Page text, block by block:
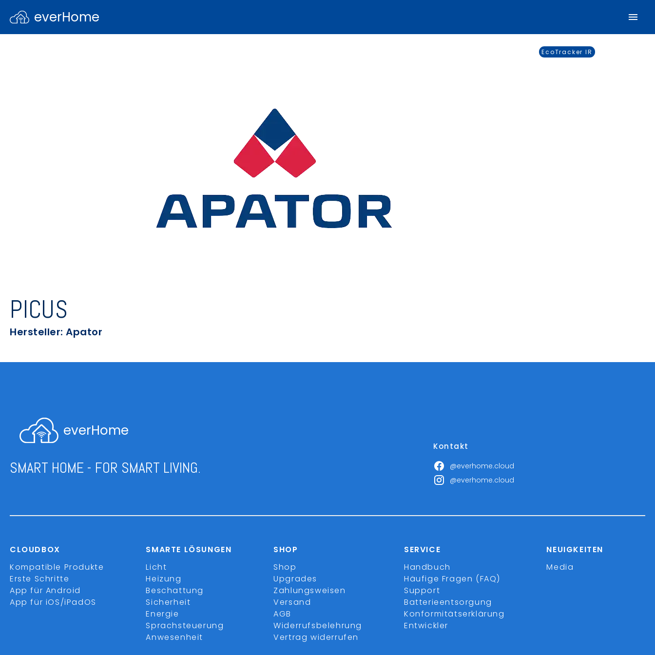
everHome
EcoTracker IR
PICUS
Hersteller: Apator
everHome
SMART HOME - FOR SMART LIVING.
Kontakt
@everhome.cloud
@everhome.cloud
CLOUDBOX
Kompatible Produkte
Erste Schritte
App für Android
App für iOS/iPadOS
SMARTE LÖSUNGEN
Licht
Heizung
Beschattung
Sicherheit
Energie
Sprachsteuerung
Anwesenheit
SHOP
Shop
Upgrades
Zahlungsweisen
Versand
AGB
Widerrufsbelehrung
Vertrag widerrufen
SERVICE
Handbuch
Häufige Fragen (FAQ)
Support
Batterieentsorgung
Konformitätserklärung
Entwickler
NEUIGKEITEN
Media